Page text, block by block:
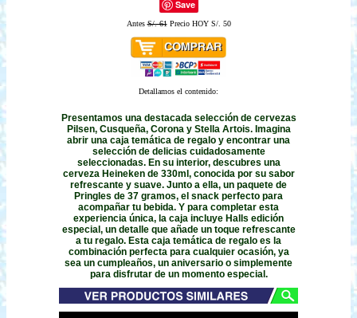
Save
AntesS/. 61Precio HOY S/. 50
Detallamos el contenido:
Presentamos una destacada selección de cervezas
Pilsen, Cusqueña, Corona y Stella Artois. Imagina
abrir una caja temática de regalo y encontrar una
selección de delicias cuidadosamente
seleccionadas. En su interior, descubres una
cerveza Heineken de 330ml, conocida por su sabor
refrescante y suave. Junto a ella, un paquete de
Pringles de 37 gramos, el snack perfecto para
acompañar tu bebida. Y para completar esta
experiencia única, la caja incluye Halls edición
especial, un detalle que añade un toque refrescante
a tu regalo. Esta caja temática de regalo es la
combinación perfecta para cualquier ocasión, ya
sea un cumpleaños, un aniversario o simplemente
para disfrutar de un momento especial.